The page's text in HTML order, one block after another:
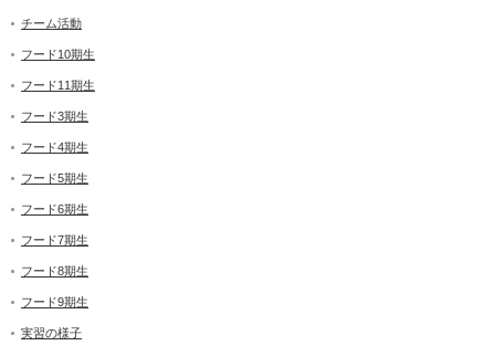
チーム活動
フード10期生
フード11期生
フード3期生
フード4期生
フード5期生
フード6期生
フード7期生
フード8期生
フード9期生
実習の様子